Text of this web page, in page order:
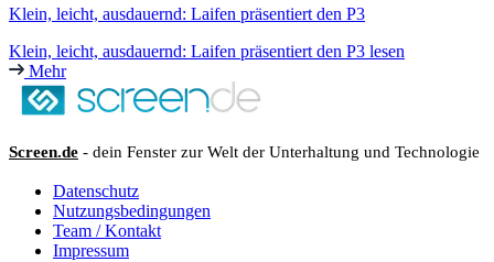
Klein, leicht, ausdauernd: Laifen präsentiert den P3
Klein, leicht, ausdauernd: Laifen präsentiert den P3 lesen
Mehr
Screen.de - dein Fenster zur Welt der Unterhaltung und Technologie
Datenschutz
Nutzungsbedingungen
Team / Kontakt
Impressum